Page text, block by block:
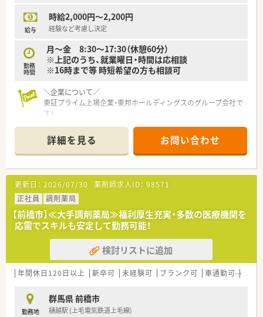
給与
時給2,000円～2,200円
経験など考慮し決定
勤務
時間
月～金 8:30～17:30（休憩60分）
※上記のうち、就業曜日・時間は応相談
※16時まで等 時短希望の方も相談可
＼企業について／
東証プライム上場企業・東邦ホールディングスのグループ会社で
す！
「全ては健康を願う人々のために」をモットーに、地域の皆さま
に信頼されるかかりつけ薬局を目指しています。
≪≪≪ ここが魅力 ≫≫≫
☆【教育・研修制度】
フォローアップ研修・エキスパート研修・薬局長研修・管理者研修
などスキルに合わせた研修制度をご用意。
またe-learningを導入しており、こちらは会社で費用補助をして
います。
その他、学会発表にも積極的に参加しており、日々の取り組みか
ら奨励し調剤過誤防止については全社共有しています。
☆【福利厚生面】
産前・産後・育児休暇は100%取得可能で、時短勤務で働く社員も
また、転居を伴う異動はなく、キャリアやライフプランの希望に
応じて、長く安心して働ける環境作りをしております。
詳細を見る お問い合わせ
更新日： 2026/07/30 薬剤師求人ID： 98571
正社員
調剤薬局
【前橋市】≪大手調剤薬局≫福利厚生充実・多数の医療機関を
応需でスキルも安定して勤務可能！
検討リストに追加
年間休日120日以上 新卒可 未経験可 ブランク可 車通勤可
勤務地
群馬県 前橋市
樋越駅 (上毛電気鉄道上毛線)